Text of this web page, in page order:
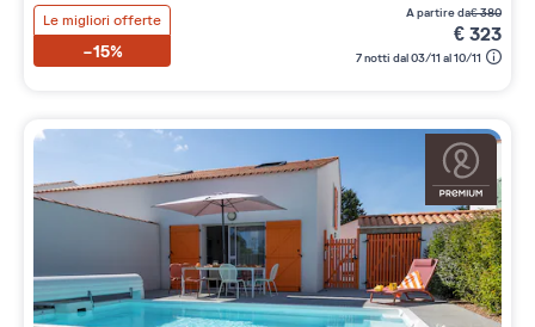
Le migliori offerte
-15%
a partire da€380
€323
7 notti dal 03/11 al 10/11